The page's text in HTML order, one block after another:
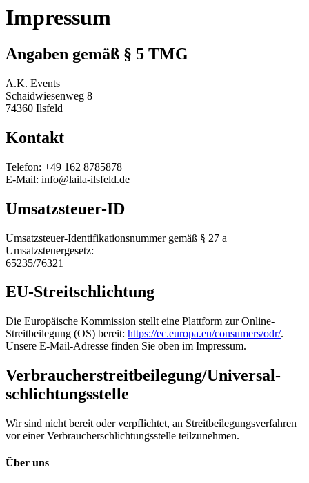
Impressum
Angaben gemäß § 5 TMG
A.K. Events
Schaidwiesenweg 8
74360 Ilsfeld
Kontakt
Telefon: +49 162 8785878
E-Mail: info@laila-ilsfeld.de
Umsatzsteuer-ID
Umsatzsteuer-Identifikationsnummer gemäß § 27 a
Umsatzsteuergesetz:
65235/76321
EU-Streitschlichtung
Die Europäische Kommission stellt eine Plattform zur Online-
Streitbeilegung (OS) bereit: https://ec.europa.eu/consumers/odr/.
Unsere E-Mail-Adresse finden Sie oben im Impressum.
Verbraucher­streit­beilegung/Universal­
schlichtungs­stelle
Wir sind nicht bereit oder verpflichtet, an Streitbeilegungsverfahren
vor einer Verbraucherschlichtungsstelle teilzunehmen.
Über uns